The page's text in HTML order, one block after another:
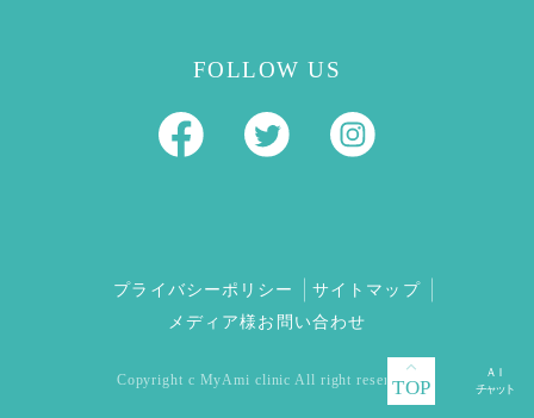
TOP
FOLLOW US
プライバシーポリシー
サイトマップ
メディア様お問い合わせ
Copyright c MyAmi clinic All right reserved.